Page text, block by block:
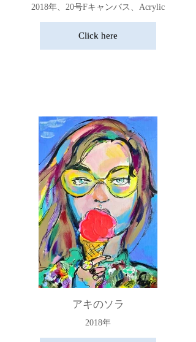
2018年、20号Fキャンバス、Acrylic
Click here
アキのソラ
2018年